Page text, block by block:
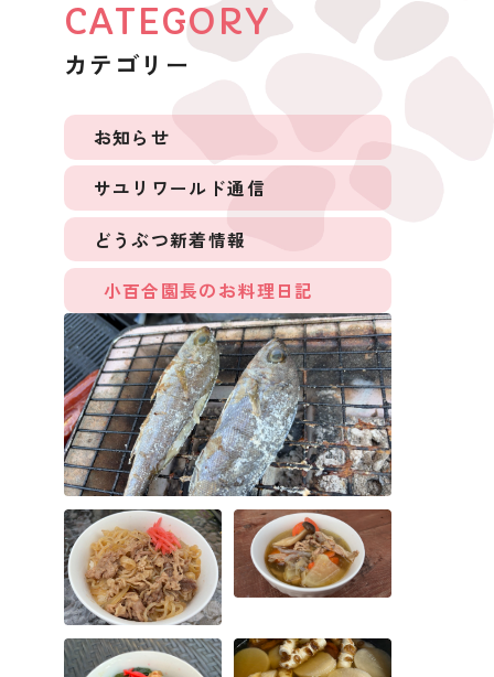
CATEGORY
カテゴリー
お知らせ
サユリワールド通信
どうぶつ新着情報
小百合園長のお料理日記